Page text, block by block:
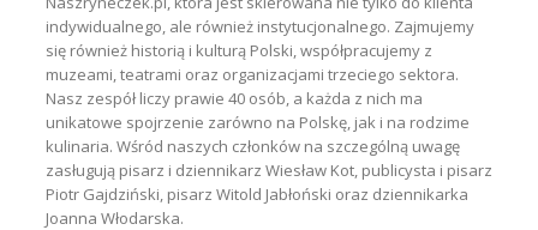
indywidualnego, ale również instytucjonalnego. Zajmujemy
się również historią i kulturą Polski, współpracujemy z
muzeami, teatrami oraz organizacjami trzeciego sektora.
Nasz zespół liczy prawie 40 osób, a każda z nich ma
unikatowe spojrzenie zarówno na Polskę, jak i na rodzime
kulinaria. Wśród naszych członków na szczególną uwagę
zasługują pisarz i dziennikarz Wiesław Kot, publicysta i pisarz
Piotr Gajdziński, pisarz Witold Jabłoński oraz dziennikarka
Joanna Włodarska.